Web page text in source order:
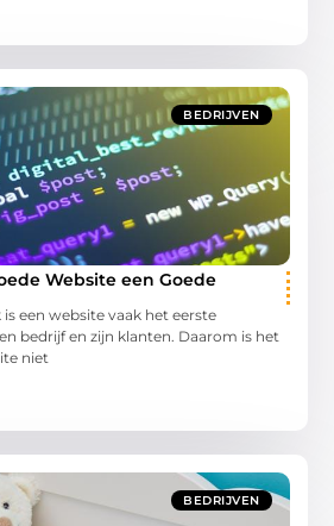
BEDRIJVEN
Website een Goede
een website vaak het eerste
bedrijf en zijn klanten. Daarom is het
niet
BEDRIJVEN